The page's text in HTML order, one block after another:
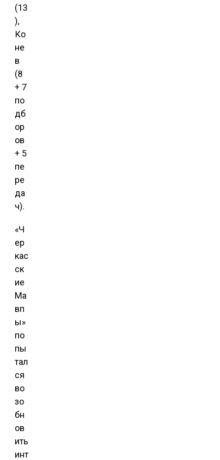
(13
),
Ко
не
в
(8
+ 7
по
дб
ор
ов
+ 5
пе
ре
да
ч).
«Ч
ер
кас
ск
ие
Ма
вп
ы»
по
пы
тал
ся
во
зо
бн
ов
ить
инт